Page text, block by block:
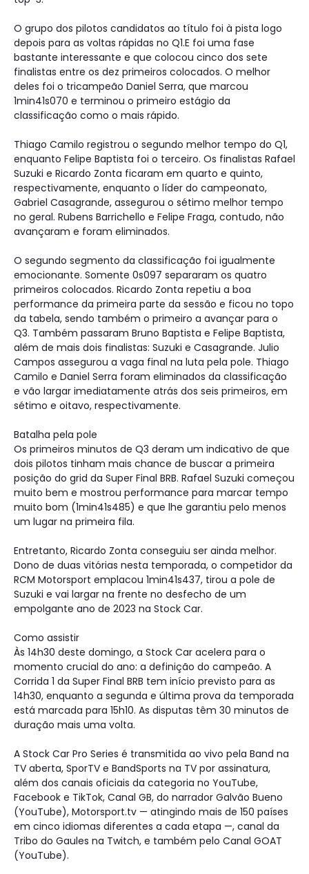
O grupo dos pilotos candidatos ao título foi à pista logo
depois para as voltas rápidas no Q1.E foi uma fase
bastante interessante e que colocou cinco dos sete
finalistas entre os dez primeiros colocados. O melhor
deles foi o tricampeão Daniel Serra, que marcou
1min41s070 e terminou o primeiro estágio da
classificação como o mais rápido.
Thiago Camilo registrou o segundo melhor tempo do Q1,
enquanto Felipe Baptista foi o terceiro. Os finalistas Rafael
Suzuki e Ricardo Zonta ficaram em quarto e quinto,
respectivamente, enquanto o líder do campeonato,
Gabriel Casagrande, assegurou o sétimo melhor tempo
no geral. Rubens Barrichello e Felipe Fraga, contudo, não
avançaram e foram eliminados.
O segundo segmento da classificação foi igualmente
emocionante. Somente 0s097 separaram os quatro
primeiros colocados. Ricardo Zonta repetiu a boa
performance da primeira parte da sessão e ficou no topo
da tabela, sendo também o primeiro a avançar para o
Q3. Também passaram Bruno Baptista e Felipe Baptista,
além de mais dois finalistas: Suzuki e Casagrande. Julio
Campos assegurou a vaga final na luta pela pole. Thiago
Camilo e Daniel Serra foram eliminados da classificação
e vão largar imediatamente atrás dos seis primeiros, em
sétimo e oitavo, respectivamente.
Batalha pela pole
Os primeiros minutos de Q3 deram um indicativo de que
dois pilotos tinham mais chance de buscar a primeira
posição do grid da Super Final BRB. Rafael Suzuki começou
muito bem e mostrou performance para marcar tempo
muito bom (1min41s485) e que lhe garantiu pelo menos
um lugar na primeira fila.
Entretanto, Ricardo Zonta conseguiu ser ainda melhor.
Dono de duas vitórias nesta temporada, o competidor da
RCM Motorsport emplacou 1min41s437, tirou a pole de
Suzuki e vai largar na frente no desfecho de um
empolgante ano de 2023 na Stock Car.
Como assistir
Às 14h30 deste domingo, a Stock Car acelera para o
momento crucial do ano: a definição do campeão. A
Corrida 1 da Super Final BRB tem início previsto para as
14h30, enquanto a segunda e última prova da temporada
está marcada para 15h10. As disputas têm 30 minutos de
duração mais uma volta.
A Stock Car Pro Series é transmitida ao vivo pela Band na
TV aberta, SporTV e BandSports na TV por assinatura,
além dos canais oficiais da categoria no YouTube,
Facebook e TikTok, Canal GB, do narrador Galvão Bueno
(YouTube), Motorsport.tv — atingindo mais de 150 países
em cinco idiomas diferentes a cada etapa —, canal da
Tribo do Gaules na Twitch, e também pelo Canal GOAT
(YouTube).